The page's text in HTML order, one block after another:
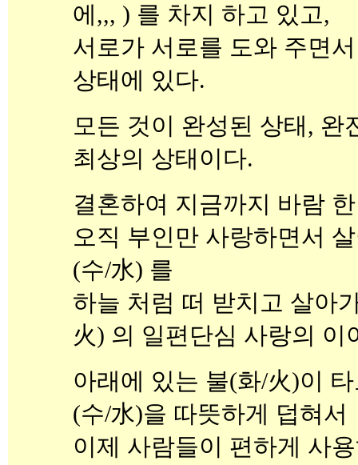
에,,, ) 를 차지 하고 있고,
서로가 서로를 도와 주면
상태에 있다.
모든 것이 완성된 상태, 완
최상의 상태이다.
결혼하여 지금까지 바람
오직 부인만 사랑하면서
(수/水) 를
하늘 처럼 떠 받치고 살아
火) 의 일편단심 사랑의 이
아래에 있는 불(화/火)이
(수/水)을 따뜻하게 덥혀서
이제 사람들이 편하게 사